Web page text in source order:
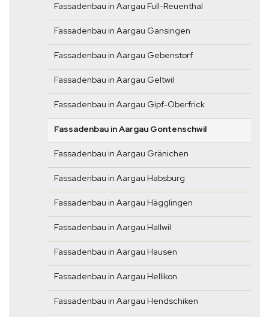
Fassadenbau in Aargau Full-Reuenthal
Fassadenbau in Aargau Gansingen
Fassadenbau in Aargau Gebenstorf
Fassadenbau in Aargau Geltwil
Fassadenbau in Aargau Gipf-Oberfrick
Fassadenbau in Aargau Gontenschwil
Fassadenbau in Aargau Gränichen
Fassadenbau in Aargau Habsburg
Fassadenbau in Aargau Hägglingen
Fassadenbau in Aargau Hallwil
Fassadenbau in Aargau Hausen
Fassadenbau in Aargau Hellikon
Fassadenbau in Aargau Hendschiken